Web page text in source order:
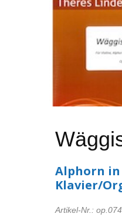
Alphorn in
Klavier/
Artikel-Nr.: op.074